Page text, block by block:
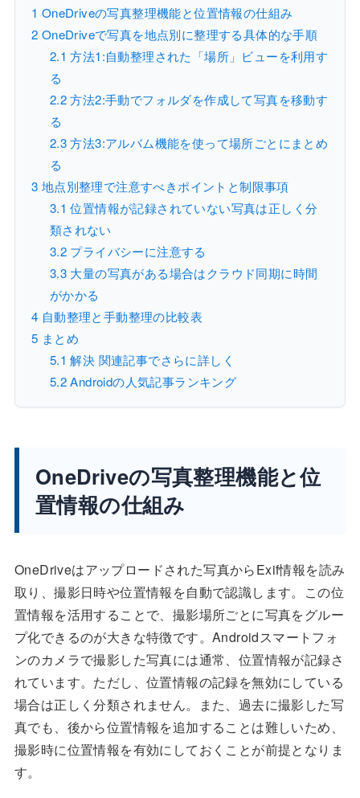
1 OneDriveの写真整理機能と位置情報の仕組み
2 OneDriveで写真を地点別に整理する具体的な手順
2.1 方法1:自動整理された「場所」ビューを利用す
る
2.2方法2:手動でフォルダを作成して写真を移動す
る
2.3方法3:アルバム機能を使って場所ごとにまとめ
る
3 地点別整理で注意すべきポイントと制限事項
3.1 位置情報が記録されていない写真は正しく分
類されない
3.2プライバシーに注意する
3.3大量の写真がある場合はクラウド同期に時間
がかかる
4 自動整理と手動整理の比較表
5 まとめ
5.1 解決 関連記事でさらに詳しく
5.2Androidの人気記事ランキング
OneDriveの写真整理機能と位
置情報の仕組み
OneDriveはアップロードされた写真からExif情報を読み
取り、撮影日時や位置情報を自動で認識します。この位
置情報を活用することで、撮影場所ごとに写真をグルー
プ化できるのが大きな特徴です。Androidスマートフォ
ンのカメラで撮影した写真には通常、位置情報が記録さ
れています。ただし、位置情報の記録を無効にしている
場合は正しく分類されません。また、過去に撮影した写
真でも、後から位置情報を追加することは難しいため、
撮影時に位置情報を有効にしておくことが前提となりま
す。